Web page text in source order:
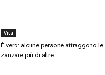
Vita
È vero: alcune persone attraggono le
zanzare più di altre